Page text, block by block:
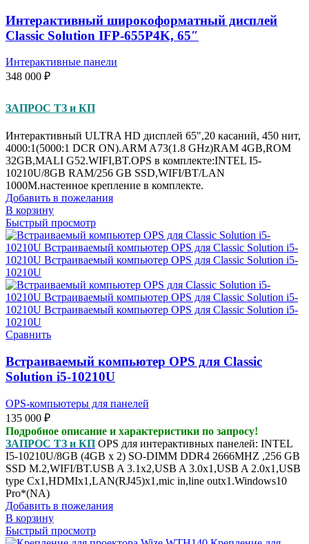
Интерактивный широкоформатный дисплей
Classic Solution IFP-655P4K, 65″
Интерактивные панели
348 000 ₽
ЗАПРОС ТЗ и КП
Интерактивный ULTRA HD дисплей 65",20 касаний, 450 нит,
4000:1(5000:1 DCR ON).ARM A73(1.8 GHz)RAM 4GB,ROM
32GB,MALI G52.WIFI,BT.OPS в комплекте:INTEL I5-
10210U/8GB RAM/256 GB SSD,WIFI/BT/LAN
1000M.настенное крепление в комплекте.
Добавить в пожелания
В корзину
Быстрый просмотр
Сравнить
Встраиваемый компьютер OPS для Classic
Solution i5-10210U
OPS-компьютеры для панелей
135 000 ₽
Подробное описание и характеристики по запросу!
ЗАПРОС ТЗ и КП OPS для интерактивных панелей: INTEL
I5-10210U/8GB (4GB x 2) SO-DIMM DDR4 2666MHZ ,256 GB
SSD M.2,WIFI/BT.USB A 3.1x2,USB A 3.0x1,USB A 2.0x1,USB
type Cx1,HDMIx1,LAN(RJ45)x1,mic in,line outx1.Windows10
Pro*(NA)
Добавить в пожелания
В корзину
Быстрый просмотр